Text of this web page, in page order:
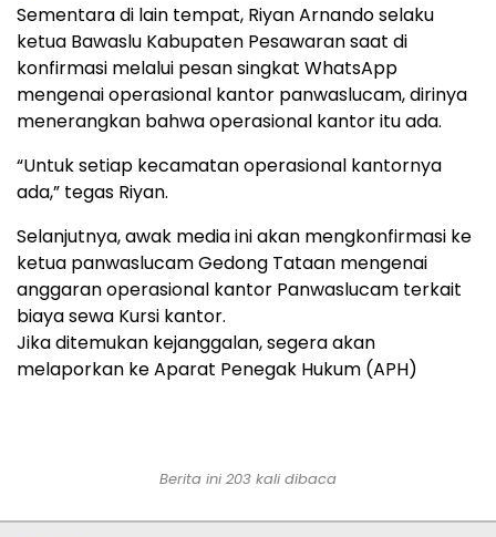
Sementara di lain tempat, Riyan Arnando selaku
ketua Bawaslu Kabupaten Pesawaran saat di
konfirmasi melalui pesan singkat WhatsApp
mengenai operasional kantor panwaslucam, dirinya
menerangkan bahwa operasional kantor itu ada.
“Untuk setiap kecamatan operasional kantornya
ada,” tegas Riyan.
Selanjutnya, awak media ini akan mengkonfirmasi ke
ketua panwaslucam Gedong Tataan mengenai
anggaran operasional kantor Panwaslucam terkait
biaya sewa Kursi kantor.
Jika ditemukan kejanggalan, segera akan
melaporkan ke Aparat Penegak Hukum (APH)
Berita ini 203 kali dibaca